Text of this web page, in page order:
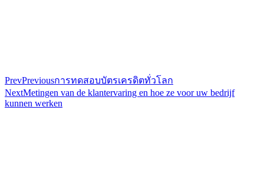
PrevPreviousการทดสอบบัตรเครดิตทั่วโลก
NextMetingen van de klantervaring en hoe ze voor uw bedrijf
kunnen werken